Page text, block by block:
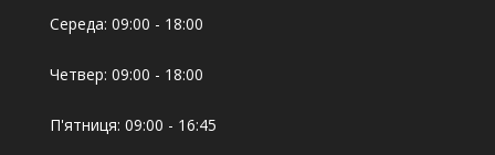
Середа: 09:00 - 18:00
Четвер: 09:00 - 18:00
П'ятниця: 09:00 - 16:45